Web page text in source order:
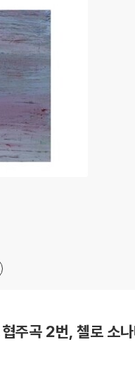
주곡 2번, 첼로